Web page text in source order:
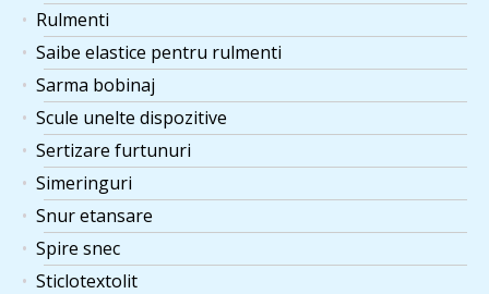
Rulmenti
Saibe elastice pentru rulmenti
Sarma bobinaj
Scule unelte dispozitive
Sertizare furtunuri
Simeringuri
Snur etansare
Spire snec
Sticlotextolit